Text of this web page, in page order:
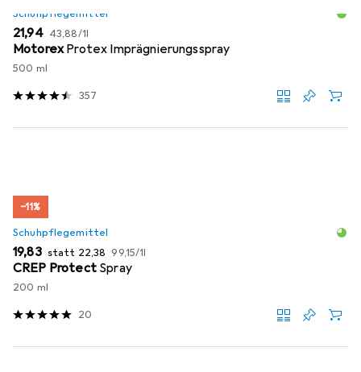
Schuhpflegemittel
EUR
21,94 EUR
43,88/1l
MotorexProtex Imprägnierungsspray
500 ml
357
−11%
Schuhpflegemittel
EUR
19,83 statt EUR
22,38 EUR
99,15/1l
CREP Protect Spray
200 ml
20